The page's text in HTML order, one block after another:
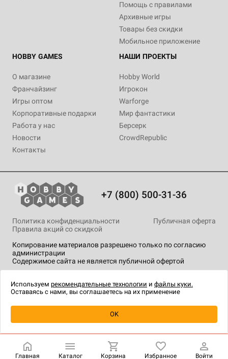
Помощь с правилами
Архивные игры
Товары без скидки
Мобильное приложение
HOBBY GAMES
О магазине
Франчайзинг
Игры оптом
Корпоративные подарки
Работа у нас
Новости
Контакты
НАШИ ПРОЕКТЫ
Hobby World
Игрокон
Warforge
Мир фантастики
Берсерк
CrowdRepublic
+7 (800) 500-31-36
Копирование материалов разрешено только по согласию
администрации
Содержимое сайта не является публичной офертой
Политика конфиденциальности
Публичная оферта
Правила акций со скидкой
технологии.
Главная Каталог Корзина Избранное Войти
Используем рекомендательные технологии и файлы куки.
Оставаясь с нами, вы соглашаетесь на их применение
OK